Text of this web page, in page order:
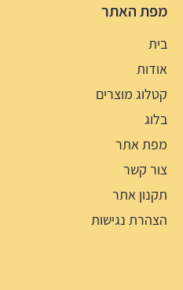
מפת האתר
בית
אודות
קטלוג מוצרים
בלוג
מפת אתר
צור קשר
תקנון אתר
הצהרת נגישות